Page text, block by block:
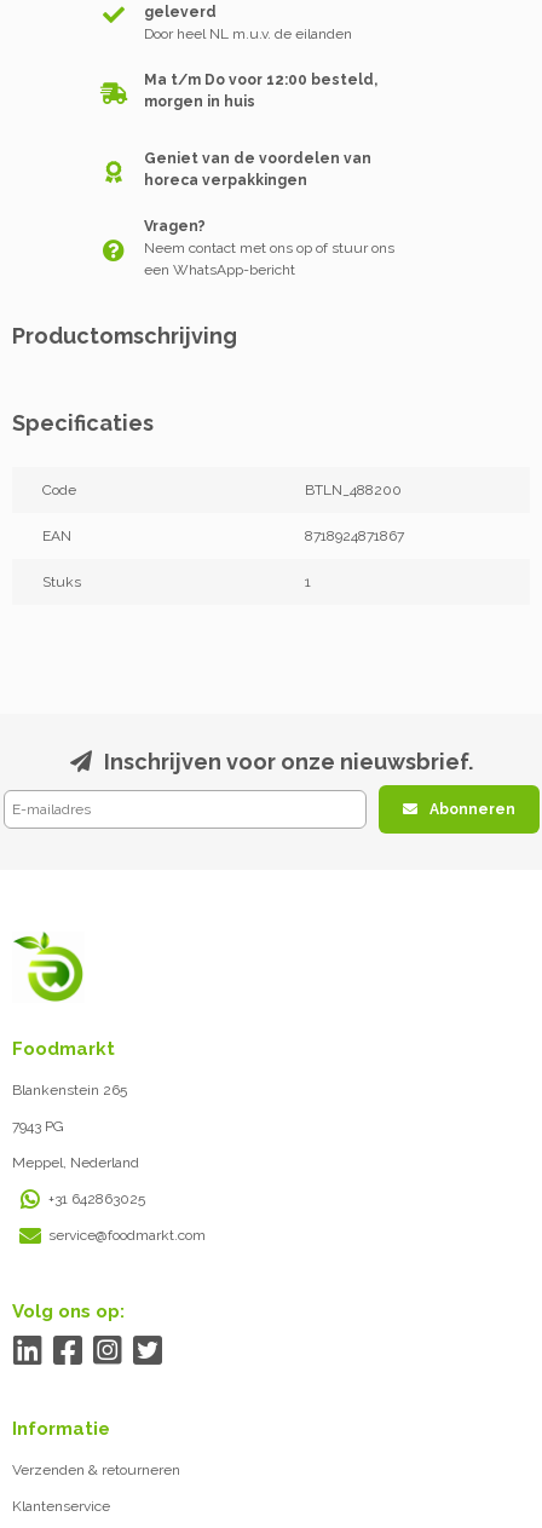
geleverd
Door heel NL m.u.v. de eilanden
Ma t/m Do voor 12:00 besteld,
morgen in huis
Geniet van de voordelen van
horeca verpakkingen
Vragen?
Neem contact met ons op of stuur ons
een WhatsApp-bericht
Productomschrijving
Specificaties
Code BTLN_488200
EAN 8718924871867
Stuks 1
Inschrijven voor onze nieuwsbrief.
Abonneren
Foodmarkt
Blankenstein 265
7943 PG
Meppel, Nederland
+31 642863025
service@foodmarkt.com
Volg ons op:
Informatie
Verzenden & retourneren
Klantenservice